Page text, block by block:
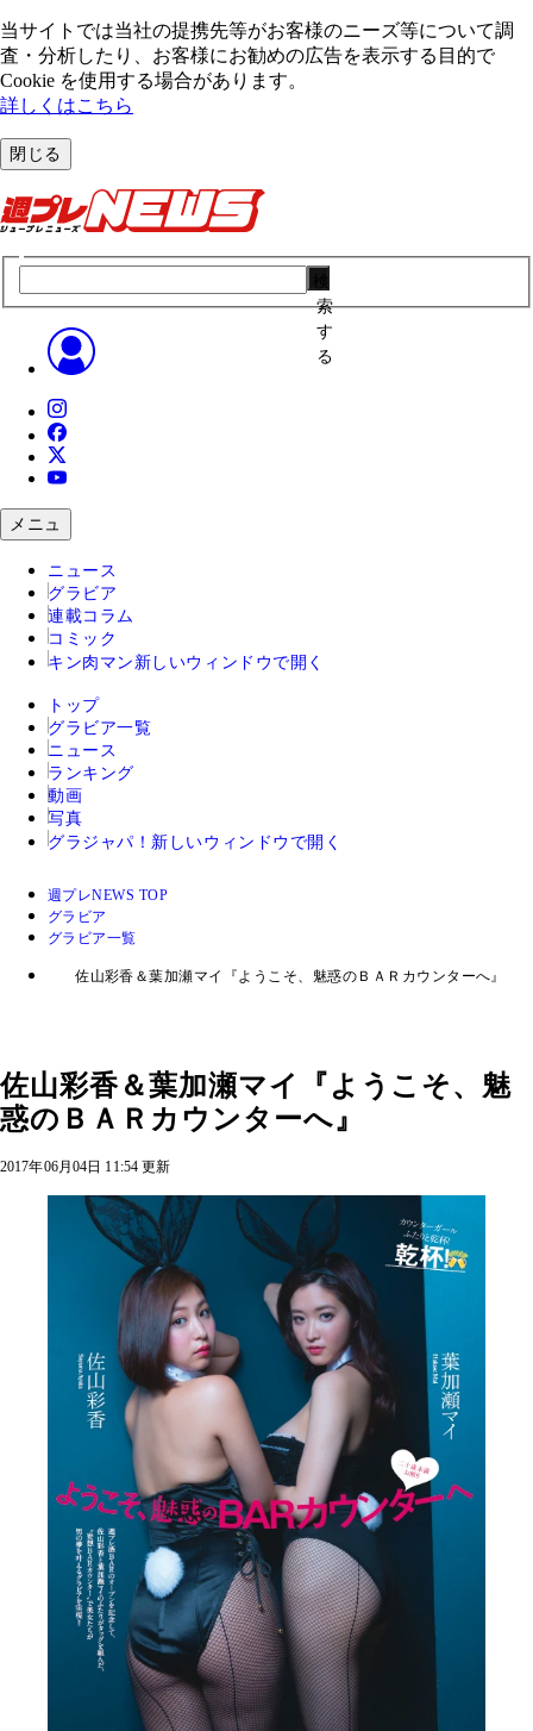
当サイトでは当社の提携先等がお客様のニーズ等について調
査・分析したり、お客様にお勧めの広告を表⽰する⽬的で
Cookie を使⽤する場合があります。
詳しくはこちら
閉じる
索
す
る
メニュ
ニュース
グラビア
連載コラム
コミック
キン肉マン 新しいウィンドウで開く
トップ
グラビア一覧
ニュース
ランキング
動画
写真
グラジャパ！ 新しいウィンドウで開く
週プレNEWS TOP
グラビア
グラビア一覧
佐山彩香＆葉加瀬マイ『ようこそ、魅惑のＢＡＲカウンターへ』
佐山彩香＆葉加瀬マイ『ようこそ、魅
惑のＢＡＲカウンターへ』
2017年06月04日 11:54 更新